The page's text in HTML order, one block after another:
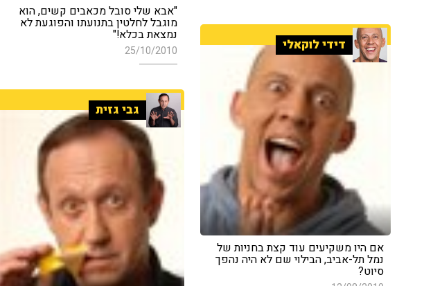
"אבא שלי סובל מכאבים קשים, הוא
מוגבל לחלטין בתנועתו והפוגעת לא
נמצאת בכלא!"
25/10/2010 דידי לוקאלי
אם היו משקיעים עוד קצת בחניות של
נמל תל-אביב, הבילוי שם לא היה נהפך
סיוט?
גבי גזית